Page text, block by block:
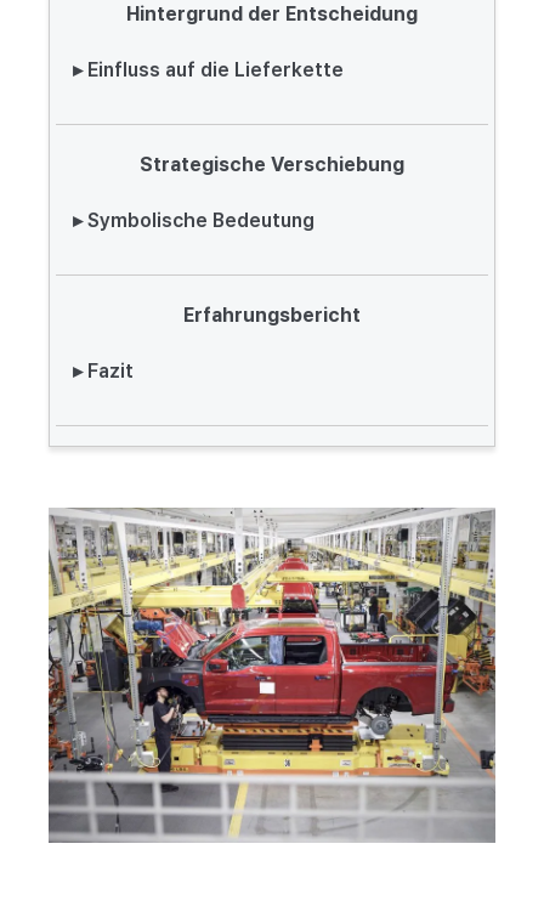
Hintergrund der Entscheidung
▸ Einfluss auf die Lieferkette
Strategische Verschiebung
▸ Symbolische Bedeutung
Erfahrungsbericht
▸ Fazit